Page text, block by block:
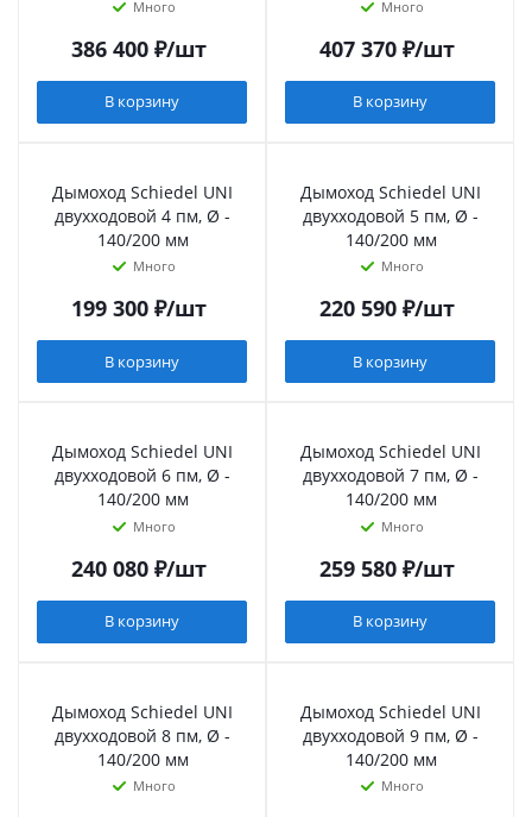
Много
386 400₽/шт
В корзину
Много
407 370₽/шт
В корзину
Дымоход Schiedel UNI
двухходовой 4 пм, Ø -
140/200 мм
Много
199 300₽/шт
В корзину
Дымоход Schiedel UNI
двухходовой 5 пм, Ø -
140/200 мм
Много
220 590₽/шт
В корзину
Дымоход Schiedel UNI
двухходовой 6 пм, Ø -
140/200 мм
Много
240 080₽/шт
В корзину
Дымоход Schiedel UNI
двухходовой 7 пм, Ø -
140/200 мм
Много
259 580₽/шт
В корзину
Дымоход Schiedel UNI
двухходовой 8 пм, Ø -
140/200 мм
Много
Дымоход Schiedel UNI
двухходовой 9 пм, Ø -
140/200 мм
Много